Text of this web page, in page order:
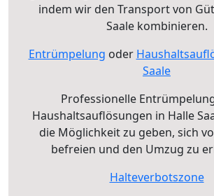
indem wir den Transport von
Saale kombinieren.
Entrümpelung oder
Saale
Professionelle
Haushaltsauflösungen in Halle
die Möglichkeit zu geben, sich
befreien und den Umzug zu
Halteverbotszone